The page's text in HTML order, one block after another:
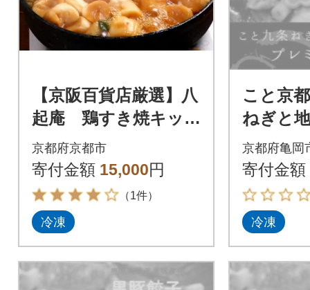
【京阪百貨店厳選】八
起庵 鶏すき焼キッ
ト
京都府京都市
寄付金額 15,000円
（1件）
冷凍
こと京
ねぎと
りのプ
前
京都府亀岡
寄付金額
冷凍